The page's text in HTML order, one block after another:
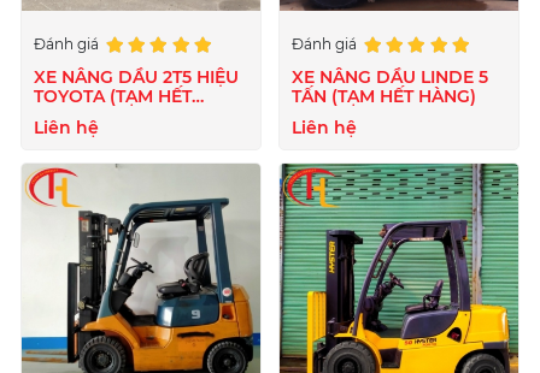
Đánh giá
XE NÂNG DẦU 2T5 HIỆU
TOYOTA (TẠM HẾT
Liên hệ
Đánh giá
XE NÂNG DẦU LINDE 5
TẤN (TẠM HẾT HÀNG)
Liên hệ